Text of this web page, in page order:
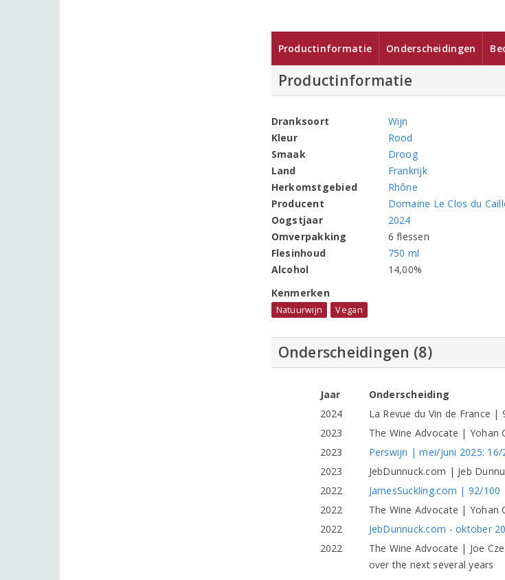
Productinformatie Onderscheidingen
Productinformatie
Dranksoort
Wijn
Kleur
Rood
Smaak
Droog
Land
Frankrijk
Herkomstgebied
Rhône
Producent
Domaine Le Clos du
Oogstjaar
2024
Omverpakking
6 flessen
Flesinhoud
750 ml
Alcohol
14,00%
Kenmerken
Natuurwijn Vegan
Onderscheidingen (8)
Jaar
Onderscheiding
2024
La Revue du Vin de France
2023
The Wine Advocate | Yohan
2023
Perswijn | mei/juni 2025:
2023
JebDunnuck.com | Jeb
2022
JamesSuckling.com | 92/
2022
The Wine Advocate | Yohan
2022
JebDunnuck.com - oktober
2022
The Wine Advocate | Joe
over the next several years